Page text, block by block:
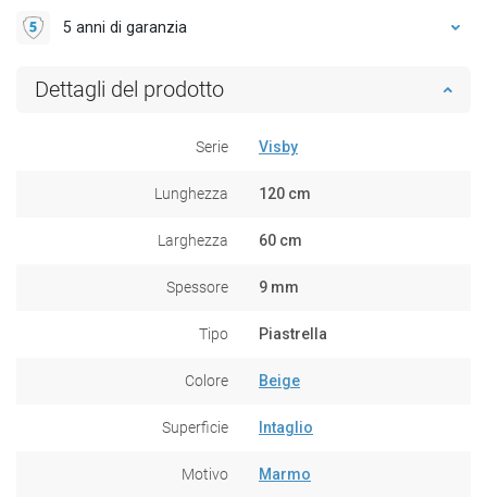
5 anni di garanzia
Dettagli del prodotto
Serie Visby
Lunghezza 120 cm
Larghezza 60 cm
Spessore 9 mm
Tipo Piastrella
Colore Beige
Superficie Intaglio
Motivo Marmo